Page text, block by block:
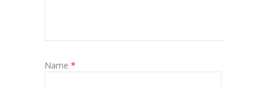
Name *